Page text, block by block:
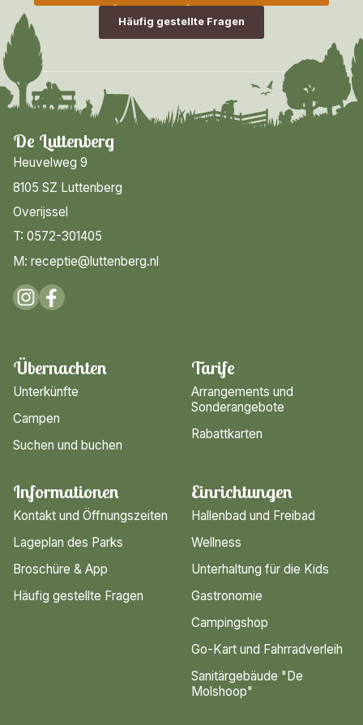
Häufig gestellte Fragen
De Luttenberg
Heuvelweg 9
8105 SZ Luttenberg
Overijssel
T: 0572-301405
M: receptie@luttenberg.nl
Übernachten
Unterkünfte
Campen
Suchen und buchen
Tarife
Arrangements und
Sonderangebote
Rabattkarten
Einrichtungen
Hallenbad und Freibad
Wellness
Unterhaltung für die Kids
Gastronomie
Campingshop
Go-Kart und Fahrradverleih
Sanitärgebäude "De
Molshoop"
Informationen
Kontakt und Öffnungszeiten
Lageplan des Parks
Broschüre & App
Häufig gestellte Fragen